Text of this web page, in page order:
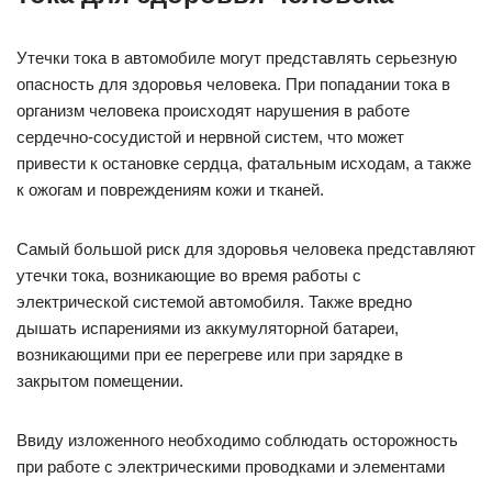
Утечки тока в автомобиле могут представлять серьезную
опасность для здоровья человека. При попадании тока в
организм человека происходят нарушения в работе
сердечно-сосудистой и нервной систем, что может
привести к остановке сердца, фатальным исходам, а также
к ожогам и повреждениям кожи и тканей.
Самый большой риск для здоровья человека представляют
утечки тока, возникающие во время работы с
электрической системой автомобиля. Также вредно
дышать испарениями из аккумуляторной батареи,
возникающими при ее перегреве или при зарядке в
закрытом помещении.
Ввиду изложенного необходимо соблюдать осторожность
при работе с электрическими проводками и элементами